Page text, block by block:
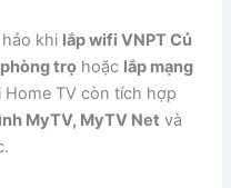
khi lắp wifi VNPT Củ
phòng trọ hoặc lắp mạng
Home TV còn tích hợp
MyTV, MyTV Net và